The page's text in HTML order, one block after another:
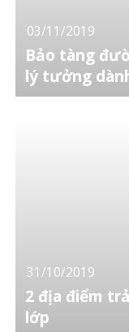
03/11/2019
Bảo tàng
lý tưởng
31/10/2019
2 địa điểm
lớp